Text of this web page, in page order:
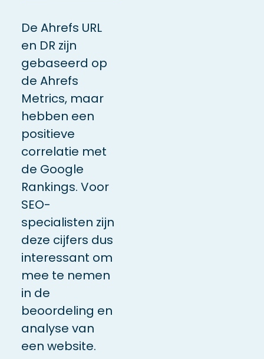
De Ahrefs URL
en DR zijn
gebaseerd op
de Ahrefs
Metrics, maar
hebben een
positieve
correlatie met
de Google
Rankings. Voor
SEO-
specialisten zijn
deze cijfers dus
interessant om
mee te nemen
in de
beoordeling en
analyse van
een website.